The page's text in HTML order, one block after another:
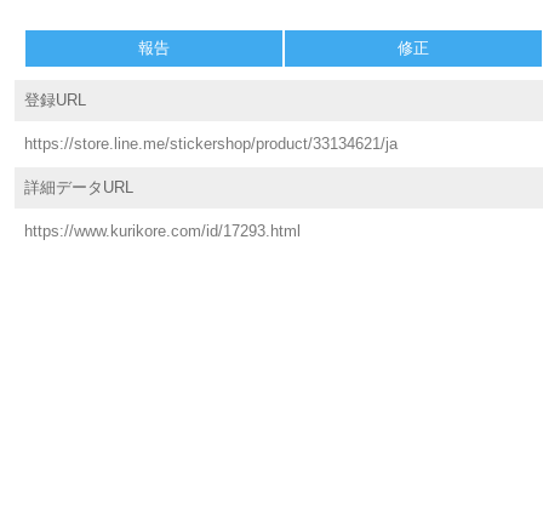
報告 修正
登録URL
https://store.line.me/stickershop/product/33134621/ja
詳細データURL
https://www.kurikore.com/id/17293.html